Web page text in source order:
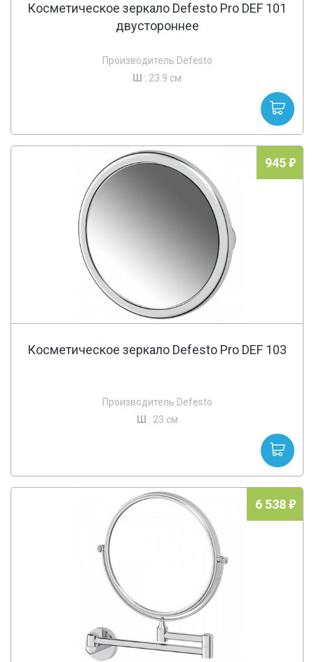
Косметическое зеркало Defesto Pro DEF 101
двустороннее
Производитель Defesto
Ш : 23.9 см
945
Косметическое зеркало Defesto Pro DEF 103
Производитель Defesto
Ш : 23 см
6 538